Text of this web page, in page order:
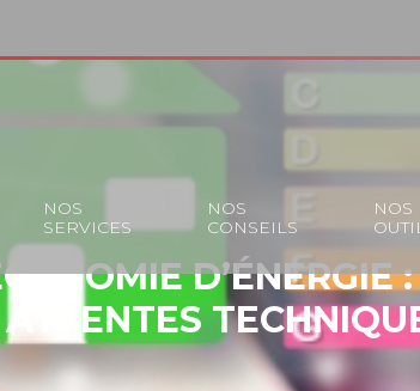
NOS
SERVICES
NOS
CONSEILS
NOS
D’ÉNERGIE
ATTENTES